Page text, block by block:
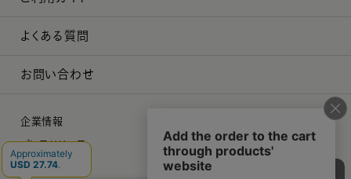
よくある質問
お問い合わせ
企業情報
プレスリリース
採用情報